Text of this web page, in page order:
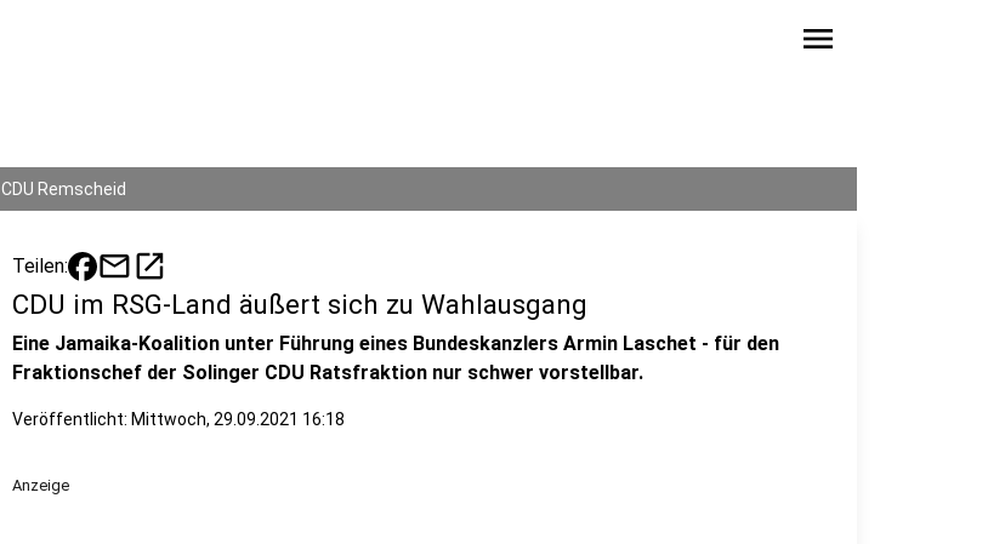
menu
CDU Remscheid
Teilen: mailopen_in_new
CDU im RSG-Land äußert sich zu Wahlausgang
Eine Jamaika-Koalition unter Führung eines Bundeskanzlers Armin Laschet - für den
Fraktionschef der Solinger CDU Ratsfraktion nur schwer vorstellbar.
Veröffentlicht: Mittwoch, 29.09.2021 16:18
Anzeige